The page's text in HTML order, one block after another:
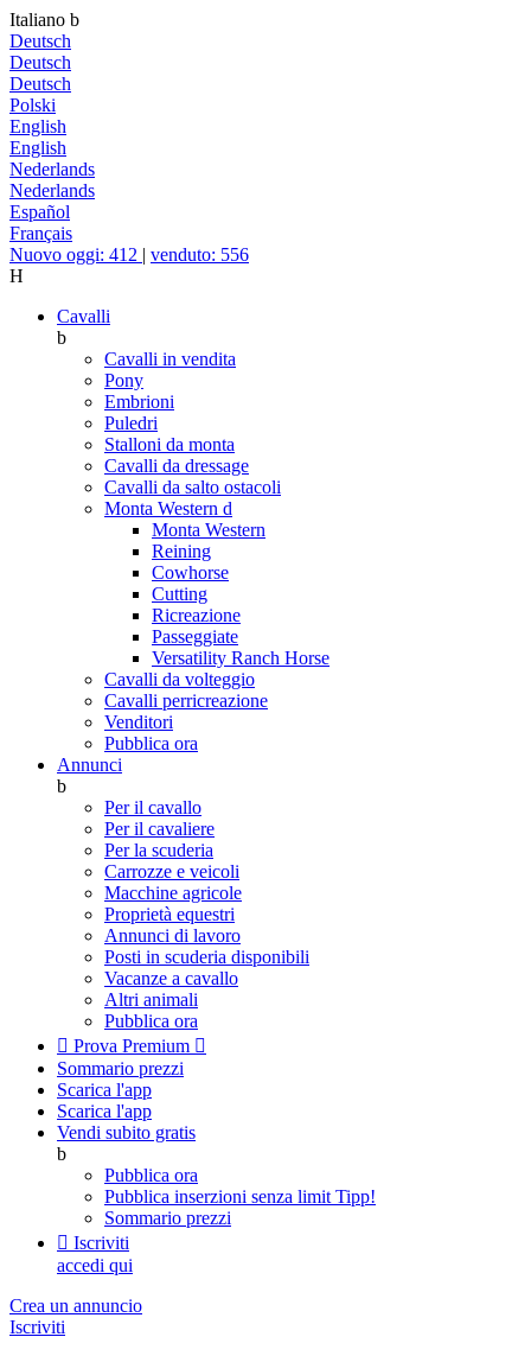
Italiano b
Deutsch
Deutsch
Deutsch
Polski
English
English
Nederlands
Nederlands
Español
Français
Nuovo oggi: 412 | venduto: 556
H
Cavalli
b
Cavalli in vendita
Pony
Embrioni
Puledri
Stalloni da monta
Cavalli da dressage
Cavalli da salto ostacoli
Monta Western d
Monta Western
Reining
Cowhorse
Cutting
Ricreazione
Passeggiate
Versatility Ranch Horse
Cavalli da volteggio
Cavalli perricreazione
Venditori
Pubblica ora
Annunci
b
Per il cavallo
Per il cavaliere
Per la scuderia
Carrozze e veicoli
Macchine agricole
Proprietà equestri
Annunci di lavoro
Posti in scuderia disponibili
Vacanze a cavallo
Altri animali
Pubblica ora
 Prova Premium 
Sommario prezzi
Scarica l'app
Scarica l'app
Vendi subito gratis
b
Pubblica ora
Pubblica inserzioni senza limit Tipp!
Sommario prezzi
 Iscriviti
accedi qui
Crea un annuncio
Iscriviti